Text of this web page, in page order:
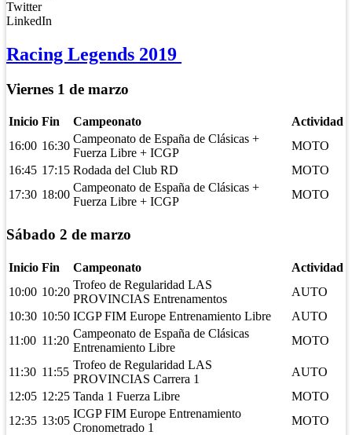
Twitter
LinkedIn
Racing Legends 2019
Viernes 1 de marzo
Inicio Fin Campeonato
Actividad
16:00 16:30
Campeonato de España de Clásicas +
Fuerza Libre + ICGP
MOTO
16:45 17:15 Rodada del Club RD
MOTO
17:30 18:00
Campeonato de España de Clásicas +
Fuerza Libre + ICGP
MOTO
Sábado 2 de marzo
Inicio Fin Campeonato
Actividad
10:00 10:20
Trofeo de Regularidad LAS
PROVINCIAS Entrenamentos
AUTO
10:30 10:50 ICGP FIM Europe Entrenamiento Libre
AUTO
11:00 11:20
Campeonato de España de Clásicas
Entrenamiento Libre
MOTO
11:30 11:55
Trofeo de Regularidad LAS
PROVINCIAS Carrera 1
AUTO
12:05 12:25 Tanda 1 Fuerza Libre
MOTO
12:35 13:05
ICGP FIM Europe Entrenamiento
Cronometrado 1
MOTO